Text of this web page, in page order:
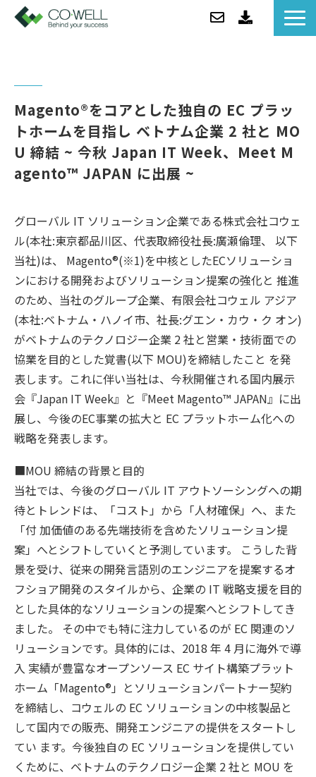
事例紹介
お役立ち情報/BLOG
ニュース
Magento®をコアとした独自の EC プラッ
トホームを目指し ベトナム企業 2 社と MO
U 締結 ~ 今秋 Japan IT Week、Meet M
agento™️ JAPAN に出展 ~
グローバル IT ソリューション企業である株式会社コウェ
ル(本社:東京都品川区、代表取締役社長:廣瀬倫理、 以下
当社)は、 Magento®(※1)を中核としたECソリューショ
ンにおける開発およびソリューション提案の強化と 推進
のため、当社のグループ企業、有限会社コウェル アジア
(本社:ベトナム・ハノイ市、社長:グエン・カウ・ク オン)
がベトナムのテクノロジー企業 2 社と営業・技術面での
協業を目的とした覚書(以下 MOU)を締結したこと を発
表します。これに伴い当社は、今秋開催される国内展示
会『Japan IT Week』と『Meet Magento™️ JAPAN』に出
展し、今後のEC事業の拡大と EC プラットホーム化への
戦略を発表します。
■MOU 締結の背景と目的
当社では、今後のグローバル IT アウトソーシングへの期
待とトレンドは、「コスト」から「人材確保」へ、また
「付 加価値のある先端技術を含めたソリューション提
案」へとシフトしていくと予測しています。 こうした背
景を受け、従来の開発言語別のエンジニアを提案するオ
フショア開発のスタイルから、企業の IT 戦略支援を目的
とした具体的なソリューションの提案へとシフトしてき
ました。 その中でも特に注力しているのが EC 関連のソ
リューションです。具体的には、2018 年 4 月に海外で導
入 実績が豊富なオープンソース EC サイト構築プラット
ホーム「Magento®」とソリューションパートナー契約
を締結し、コウェルの EC ソリューションの中核製品と
して国内での販売、開発エンジニアの提供をスタートし
てい ます。今後独自の EC ソリューションを提供してい
くために、ベトナムのテクノロジー企業 2 社と MOU を